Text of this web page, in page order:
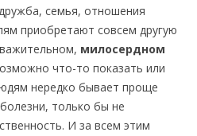
семья, отношения
приобретают совсем другую
милосердном
что-то показать или
нередко бывает проще
только бы не
И за всем этим